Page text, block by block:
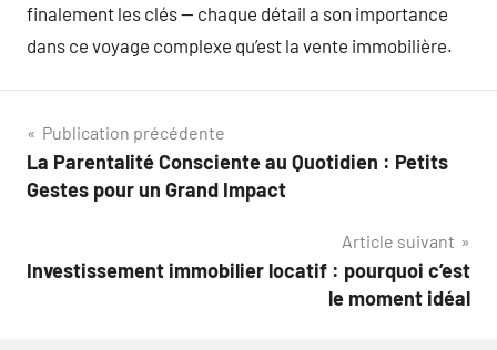
finalement les clés — chaque détail a son importance
dans ce voyage complexe qu’est la vente immobilière.
Navigation
de
Publication précédente
La Parentalité Consciente au Quotidien : Petits
Gestes pour un Grand Impact
Article suivant
Investissement immobilier locatif : pourquoi c’est
le moment idéal